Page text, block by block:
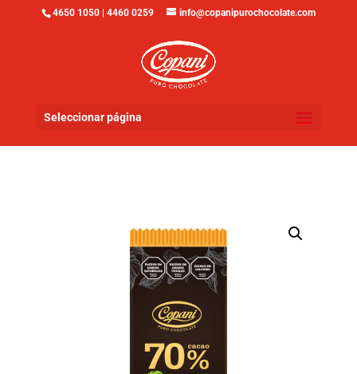
4650 1050 | 4460 0259 info@copanipurochocolate.com
Seleccionar página